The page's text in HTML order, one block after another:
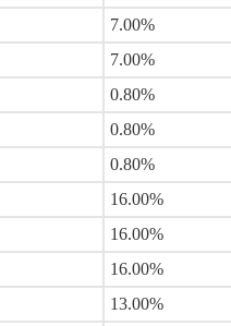
7.00%
7.00%
0.80%
0.80%
0.80%
16.00%
16.00%
16.00%
13.00%